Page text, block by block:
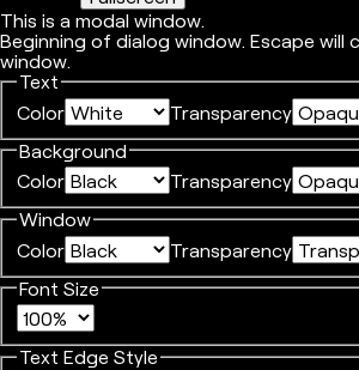
This is a modal window.
Beginning of dialog window. Escape will
window.
Text
Color
Transparency
Background
Color
Transparency
Window
Color
Transparency
Font Size
Text Edge Style